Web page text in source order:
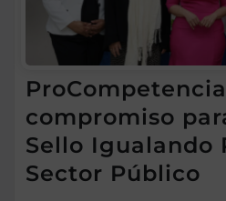
compromiso
Sello Igualando
Sector Público